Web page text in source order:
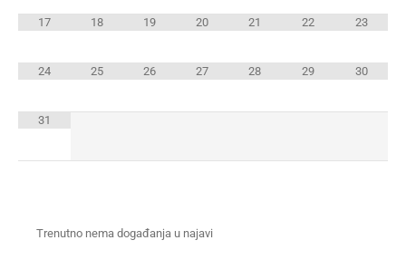
17 18 19 20 21 22 23
24 25 26 27 28 29 30
31
Trenutno nema događanja u najavi